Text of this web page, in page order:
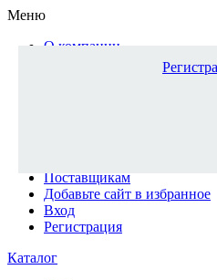
Меню
О компании
Поставщикам
Добавьте сайт в избранное
Вход
Регистрация
Каталог